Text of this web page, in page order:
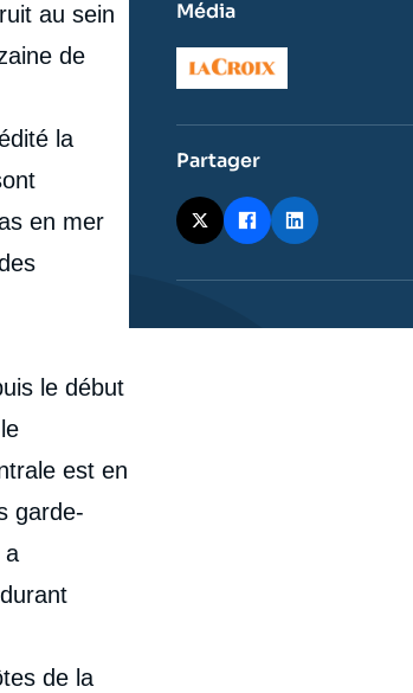
au sein
de
la
en mer
le début
est en
garde-
a
de la
Média
Logo
Partager